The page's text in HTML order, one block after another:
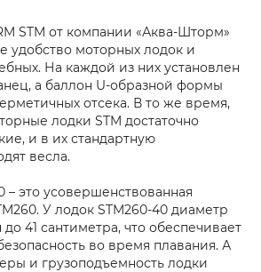
STM от компании «Аква-Шторм»
удобство моторных лодок и
На каждой из них установлен
а баллон U-образной формы
отсека. В то же время,
лодки STM достаточно
и в их стандартную
весла.
– это усовершенствованная
У лодок STM260-40 диаметр
41 сантиметра, что обеспечивает
во время плавания. А
и грузоподъемность лодки